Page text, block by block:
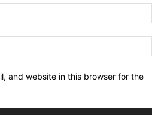
and website in this browser for the